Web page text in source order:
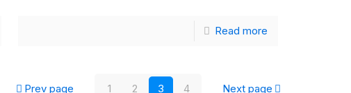
Read more
Prev page 1 2 3 4 Next page